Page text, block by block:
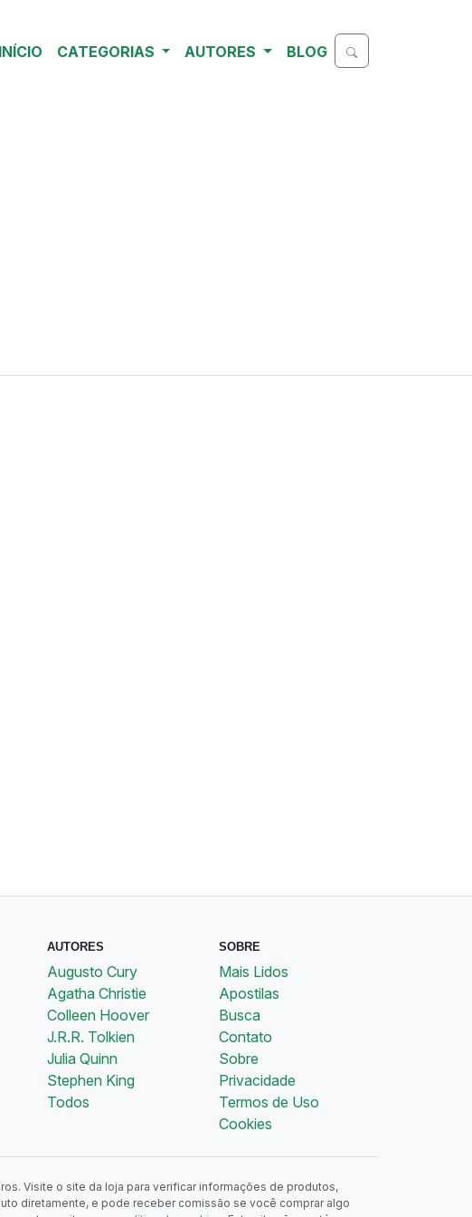
INÍCIO CATEGORIAS AUTORES BLOG
AUTORES
Augusto Cury
Agatha Christie
Colleen Hoover
J.R.R. Tolkien
Julia Quinn
Stephen King
Todos
SOBRE
Mais Lidos
Apostilas
Busca
Contato
Sobre
Privacidade
Termos de Uso
Cookies
Visite o site da loja para verificar informações de produtos,
diretamente, e pode receber comissão se você comprar algo